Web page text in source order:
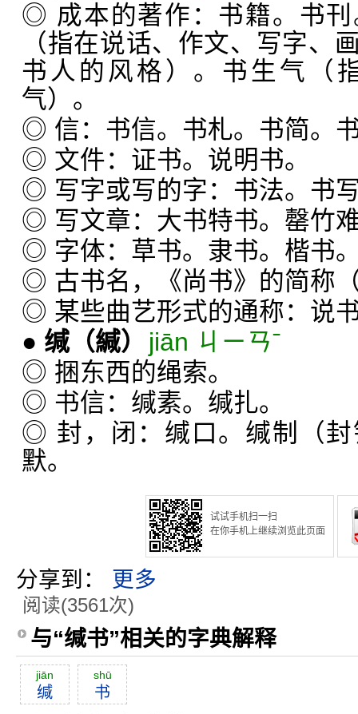
◎ 成本的著作：书籍。书
（指在说话、作文、写字、
书人的风格）。书生气（
气）。
◎ 信：书信。书札。书简。
◎ 文件：证书。说明书。
◎ 写字或写的字：书法。书
◎ 写文章：大书特书。罄竹
◎ 字体：草书。隶书。楷书
◎ 古书名，《尚书》的简称
◎ 某些曲艺形式的通称：说
● 缄（緘）
jiān ㄐㄧㄢˉ
◎ 捆东西的绳索。
◎ 书信：缄素。缄扎。
◎ 封，闭：缄口。缄制（
默。
试试手机扫一扫
在你手机上继续浏览此页面
分享到： 更多
阅读(3561次)
与“缄书”相关的字典解释
jiān
缄
shū
书